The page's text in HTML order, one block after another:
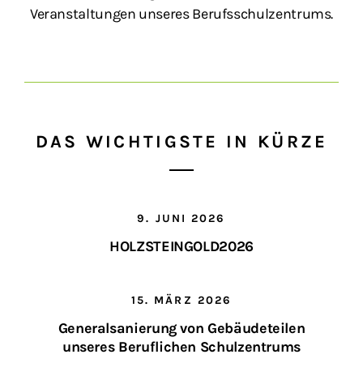
Veranstaltungen unseres Berufsschulzentrums.
DAS WICHTIGSTE IN KÜRZE
9. JUNI 2026
HOLZSTEINGOLD2026
15. MÄRZ 2026
Generalsanierung von Gebäudeteilen
unseres Beruflichen Schulzentrums